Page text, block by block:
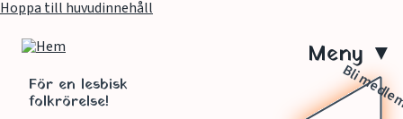
Hoppa till huvudinnehåll
För en lesbisk
folkrörelse! Bli